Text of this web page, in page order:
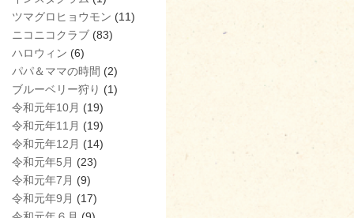
ツマグロヒョウモン (11)
ニコニコクラブ (83)
ハロウィン (6)
パパ＆ママの時間 (2)
ブルーベリー狩り (1)
令和元年10月 (19)
令和元年11月 (19)
令和元年12月 (14)
令和元年5月 (23)
令和元年7月 (9)
令和元年9月 (17)